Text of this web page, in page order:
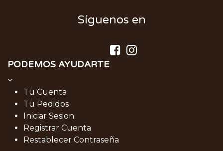
Síguenos en
PODEMOS AYUDARTE
Tu Cuenta
Tu Pedidos
Iniciar Sesion
Registrar Cuenta
Restablecer Contraseña